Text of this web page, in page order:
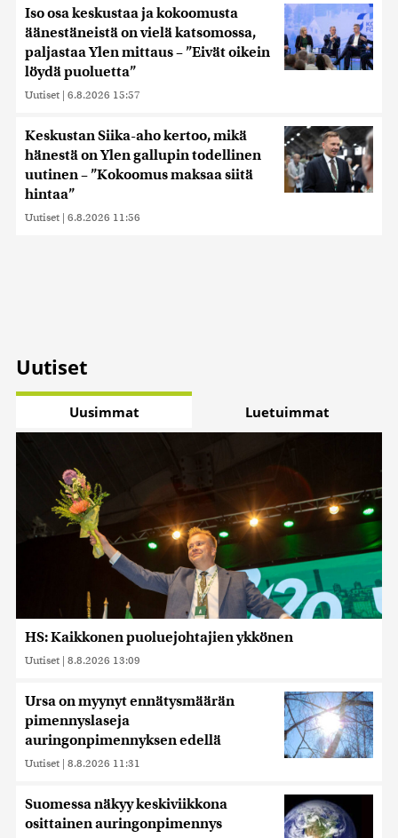
Iso osa keskustaa ja kokoomusta
äänestäneistä on vielä katsomossa,
paljastaa Ylen mittaus – ”Eivät oikein
löydä puoluetta”
Uutiset | 6.8.2026 15:57
Keskustan Siika-aho kertoo, mikä
hänestä on Ylen gallupin todellinen
uutinen – ”Kokoomus maksaa siitä
hintaa”
Uutiset | 6.8.2026 11:56
Uutiset
Uusimmat Luetuimmat
HS: Kaikkonen puoluejohtajien ykkönen
Uutiset | 8.8.2026 13:09
Ursa on myynyt ennätysmäärän
pimennyslaseja
auringonpimennyksen edellä
Uutiset | 8.8.2026 11:31
Suomessa näkyy keskiviikkona
osittainen auringonpimennys